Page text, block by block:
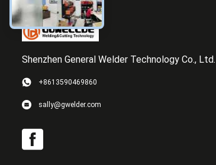
Shenzhen General Welder Technology Co., Ltd.
+8613590469860
sally@gwelder.com